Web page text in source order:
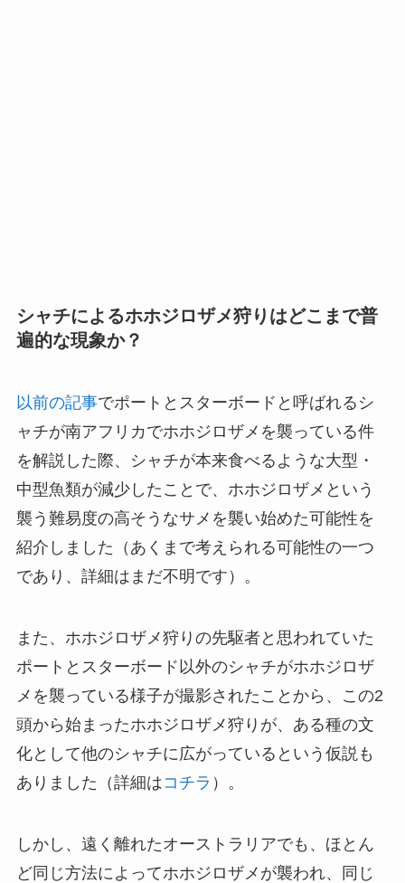
シャチによるホホジロザメ狩りはどこまで普
遍的な現象か？
以前の記事でポートとスターボードと呼ばれるシ
ャチが南アフリカでホホジロザメを襲っている件
を解説した際、シャチが本来食べるような大型・
中型魚類が減少したことで、ホホジロザメという
襲う難易度の高そうなサメを襲い始めた可能性を
紹介しました（あくまで考えられる可能性の一つ
であり、詳細はまだ不明です）。
また、ホホジロザメ狩りの先駆者と思われていた
ポートとスターボード以外のシャチがホホジロザ
メを襲っている様子が撮影されたことから、この2
頭から始まったホホジロザメ狩りが、ある種の文
化として他のシャチに広がっているという仮説も
ありました（詳細はコチラ ）。
しかし、遠く離れたオーストラリアでも、ほとん
ど同じ方法によってホホジロザメが襲われ、同じ